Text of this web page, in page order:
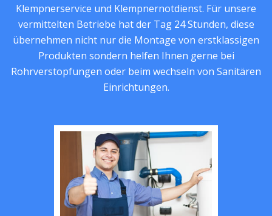
Klempnerservice und Klempnernotdienst. Für unsere
vermittelten Betriebe hat der Tag 24 Stunden, diese
übernehmen nicht nur die Montage von erstklassigen
Produkten sondern helfen Ihnen gerne bei
Rohrverstopfungen oder beim wechseln von Sanitären
Einrichtungen.